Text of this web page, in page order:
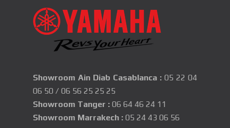
Showroom Ain Diab Casablanca : 05 22 04
06 50 / 06 56 25 25 25
Showroom Tanger : 06 64 46 24 11
Showroom Marrakech : 05 24 43 06 56